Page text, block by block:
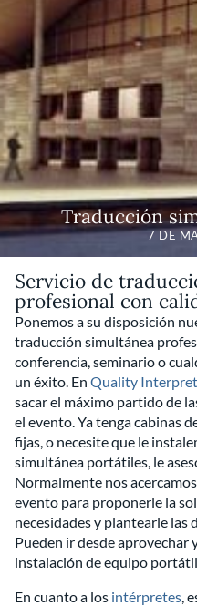
Traducción
7 DE
Servicio de
profesional con
Ponemos a su disposición
traducción simultánea
conferencia, seminario o
un éxito. En Quality
sacar el máximo partido de
el evento. Ya tenga cabinas
fijas, o necesite que le
simultánea portátiles, le
Normalmente nos
evento para proponerle la
necesidades y plantearle las
Pueden ir desde aprovechar
instalación de equipo portátil.
En cuanto a los intérpretes ,